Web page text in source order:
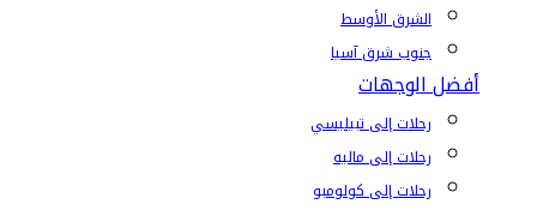
الشرق الأوسط
جنوب شرق آسيا
أفضل الوجهات
رحلات إلى تبيليسي
رحلات إلى ماليه
رحلات إلى كولومبو